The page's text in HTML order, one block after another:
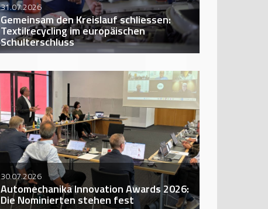
31.07.2026
Gemeinsam den Kreislauf schliessen:
Textilrecycling im europäischen
Schulterschluss
30.07.2026
Automechanika Innovation Awards 2026:
Die Nominierten stehen fest